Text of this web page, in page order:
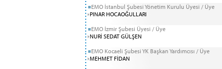
EMO İstanbul Şubesi Yönetim Kurulu Üyesi / Üye
PINAR HOCAOĞULLARI
EMO İzmir Şubesi Üyesi / Üye
NURİ SEDAT GÜLŞEN
EMO Kocaeli Şubesi YK Başkan Yardımcısı / Üye
MEHMET FİDAN